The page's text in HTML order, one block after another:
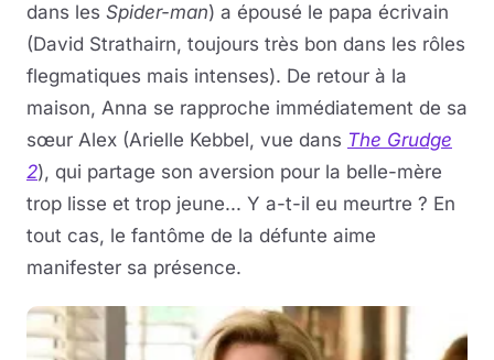
dans les Spider-man) a épousé le papa écrivain
(David Strathairn, toujours très bon dans les rôles
flegmatiques mais intenses). De retour à la
maison, Anna se rapproche immédiatement de sa
sœur Alex (Arielle Kebbel, vue dans The Grudge
2), qui partage son aversion pour la belle-mère
trop lisse et trop jeune... Y a-t-il eu meurtre ? En
tout cas, le fantôme de la défunte aime
manifester sa présence.